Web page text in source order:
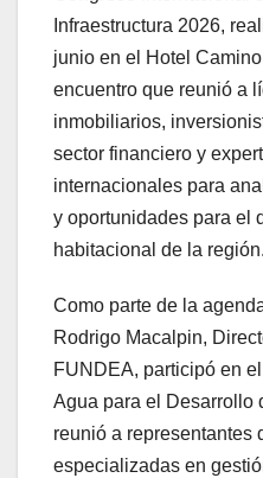
Infraestructura 2026,
junio en el Hotel
encuentro que reunió a
inmobiliarios,
sector financiero y
internacionales para
y oportunidades para el
habitacional de la región.
Como parte de la
Rodrigo Macalpin,
FUNDEA, participó en
Agua para el Desarrollo
reunió a representantes
especializadas en